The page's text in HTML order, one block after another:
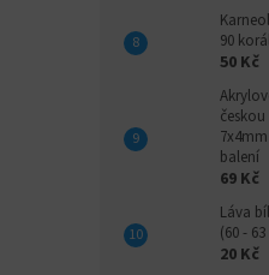
90
50 Kč
balení
69 Kč
Láva
(60 -
20 Kč